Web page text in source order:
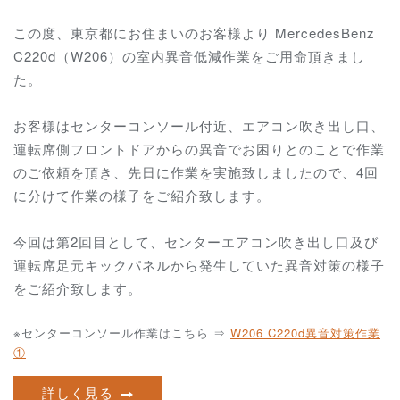
この度、東京都にお住まいのお客様より MercedesBenz
C220d（W206）の室内異音低減作業をご用命頂きまし
た。
お客様はセンターコンソール付近、エアコン吹き出し口、
運転席側フロントドアからの異音でお困りとのことで作業
のご依頼を頂き、先日に作業を実施致しましたので、4回
に分けて作業の様子をご紹介致します。
今回は第2回目として、センターエアコン吹き出し口及び
運転席足元キックパネルから発生していた異音対策の様子
をご紹介致します。
※センターコンソール作業はこちら ⇒ W206 C220d異音対策作業
①
詳しく見る